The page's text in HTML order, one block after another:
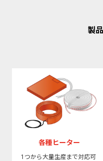
製
各種ヒーター
1つから大量生産まで対応可